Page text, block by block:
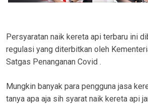
Persyaratan naik kereta api terbaru ini
regulasi yang diterbitkan oleh
Satgas Penanganan Covid .
Mungkin banyak para pengguna jasa
tanya apa aja sih syarat naik kereta api